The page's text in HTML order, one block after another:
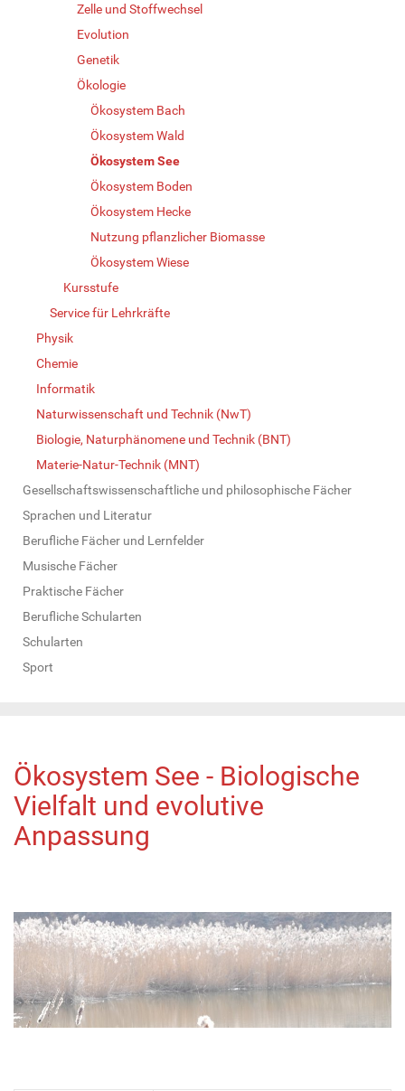
Zelle und Stoffwechsel
Evolution
Genetik
Ökologie
Ökosystem Bach
Ökosystem Wald
Ökosystem See
Ökosystem Boden
Ökosystem Hecke
Nutzung pflanzlicher Biomasse
Ökosystem Wiese
Kursstufe
Service für Lehrkräfte
Physik
Chemie
Informatik
Naturwissenschaft und Technik (NwT)
Biologie, Naturphänomene und Technik (BNT)
Materie-Natur-Technik (MNT)
Gesellschaftswissenschaftliche und philosophische Fächer
Sprachen und Literatur
Berufliche Fächer und Lernfelder
Musische Fächer
Praktische Fächer
Berufliche Schularten
Schularten
Sport
Ökosystem See - Biologische
Vielfalt und evolutive
Anpassung